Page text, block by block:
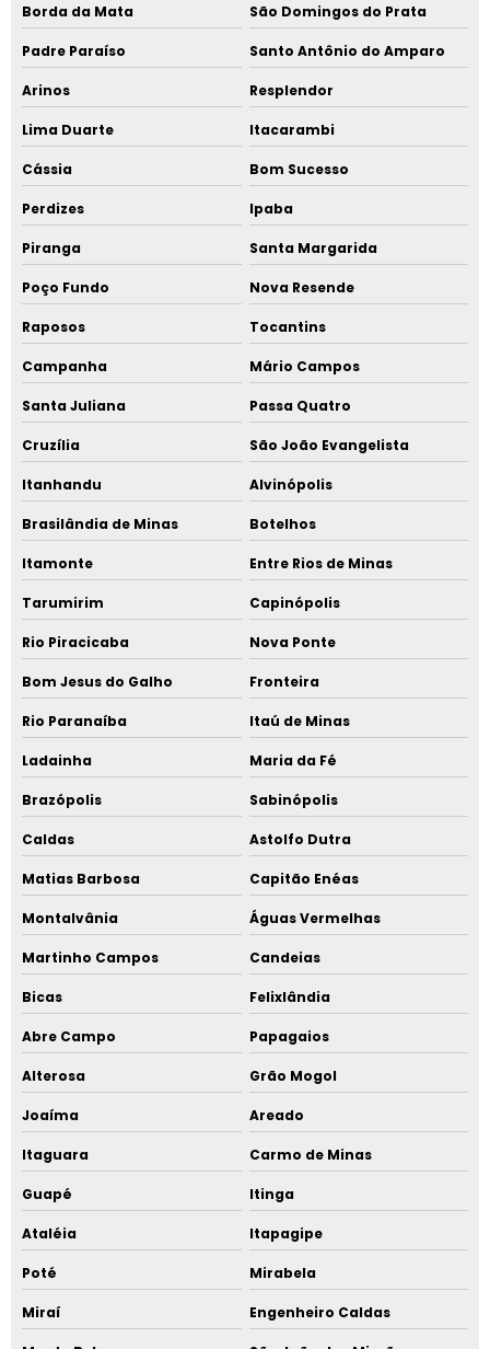
Borda da Mata São Domingos do Prata
Padre Paraíso Santo Antônio do Amparo
Arinos Resplendor
Lima Duarte Itacarambi
Cássia Bom Sucesso
Perdizes Ipaba
Piranga Santa Margarida
Poço Fundo Nova Resende
Raposos Tocantins
Campanha Mário Campos
Santa Juliana Passa Quatro
Cruzília São João Evangelista
Itanhandu Alvinópolis
Brasilândia de Minas Botelhos
Itamonte Entre Rios de Minas
Tarumirim Capinópolis
Rio Piracicaba Nova Ponte
Bom Jesus do Galho Fronteira
Rio Paranaíba Itaú de Minas
Ladainha Maria da Fé
Brazópolis Sabinópolis
Caldas Astolfo Dutra
Matias Barbosa Capitão Enéas
Montalvânia Águas Vermelhas
Martinho Campos Candeias
Bicas Felixlândia
Abre Campo Papagaios
Alterosa Grão Mogol
Joaíma Areado
Itaguara Carmo de Minas
Guapé Itinga
Ataléia Itapagipe
Poté Mirabela
Miraí Engenheiro Caldas